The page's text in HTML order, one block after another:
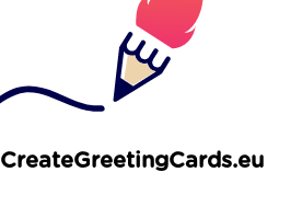
CreateGreetingCards.eu